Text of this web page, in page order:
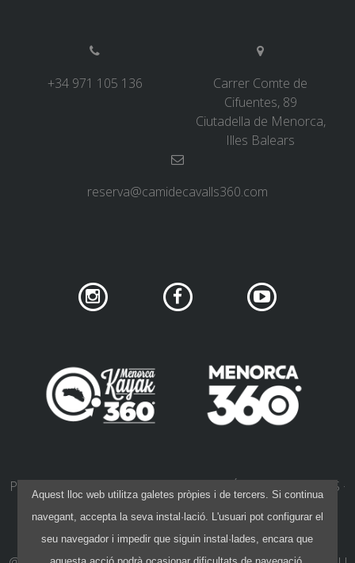
NORMES I CRITERIS DE VALIDACIÓ
SERVEIS INCLOSOS
EXTRES
+34 971 105 136
Carrer Comte de
Cifuentes, 89
Ciutadella de Menorca,
Illes Balears
reserva@camidecavalls360.com
PRIVACITAT DE XARXES SOCIALS
POLÍTICA DE COOKIES
POLÍTICA DE PRIVACITAT
CONDICIONS DE CONTRACTACIÓ
Aquest lloc web utilitza galetes pròpies i de tercers. Si continua
navegant, accepta la seva instal·lació. L'usuari pot configurar el
seu navegador i impedir que siguin instal·lades, encara que